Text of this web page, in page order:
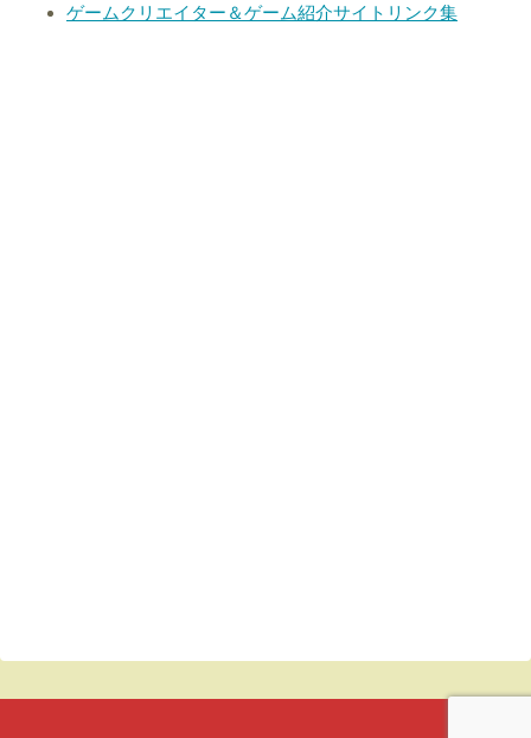
ゲームクリエイター＆ゲーム紹介サイトリンク集